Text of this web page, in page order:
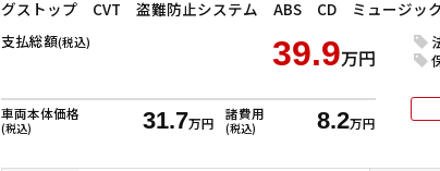
支払総額(税込) 39.9万円
車両本体価格
(税込) 31.7万円
諸費用
(税込) 8.2万円